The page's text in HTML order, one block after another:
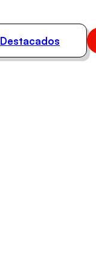
Destacados